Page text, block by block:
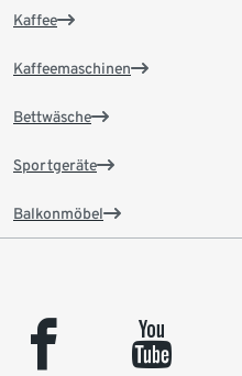
Kaffee
Kaffeemaschinen
Bettwäsche
Sportgeräte
Balkonmöbel
facebook youtube